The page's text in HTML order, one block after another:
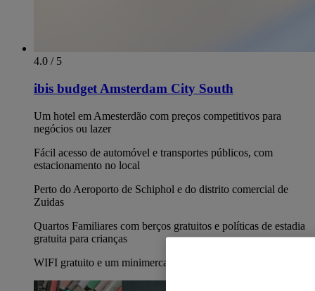
4.0 / 5
ibis budget Amsterdam City South
Um hotel em Amesterdão com preços competitivos para
negócios ou lazer
Fácil acesso de automóvel e transportes públicos, com
estacionamento no local
Perto do Aeroporto de Schiphol e do distrito comercial de
Zuidas
Quartos Familiares com berços gratuitos e políticas de estadia
gratuita para crianças
WIFI gratuito e um minimercado prático